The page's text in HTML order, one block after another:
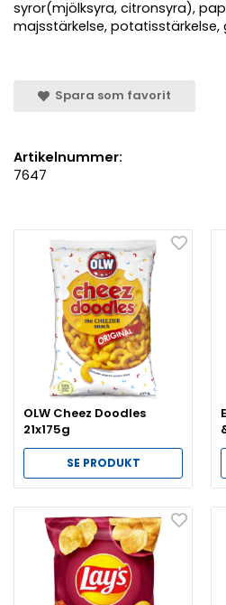
syror(mjölksyra, citronsyra),
majsstärkelse, potatisstärkelse,
Spara som favorit
Artikelnummer:
7647
OLW Cheez Doodles
21x175g
SE PRODUKT